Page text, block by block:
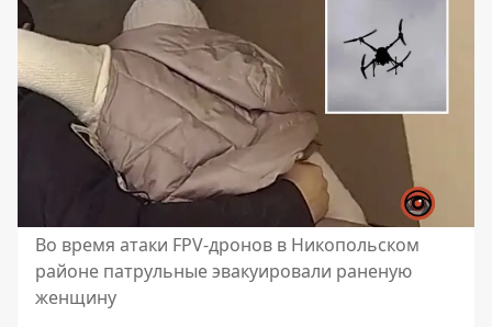
Во время атаки FPV-дронов в Никопольском
районе патрульные эвакуировали раненую
женщину